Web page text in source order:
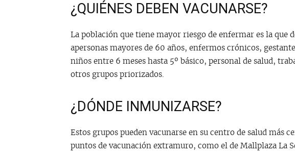
¿QUIÉNES DEBEN VACUNARSE?
La población que tiene mayor riesgo de enfermar es la que
apersonas mayores de 60 años, enfermos crónicos,
niños entre 6 meses hasta 5º básico, personal de salud,
otros grupos priorizados.
¿DÓNDE INMUNIZARSE?
Estos grupos pueden vacunarse en su centro de salud más
puntos de vacunación extramuro, como el de Mallplaza La